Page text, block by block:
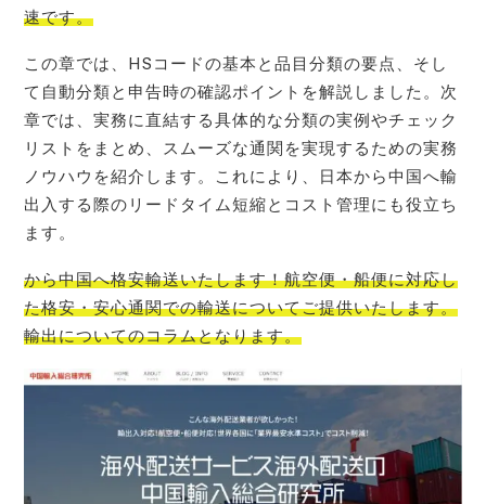
速です。
この章では、HSコードの基本と品目分類の要点、そし
て自動分類と申告時の確認ポイントを解説しました。次
章では、実務に直結する具体的な分類の実例やチェック
リストをまとめ、スムーズな通関を実現するための実務
ノウハウを紹介します。これにより、日本から中国へ輸
出入する際のリードタイム短縮とコスト管理にも役立ち
ます。
から中国へ格安輸送いたします！航空便・船便に対応し
た格安・安心通関での輸送についてご提供いたします。
輸出についてのコラムとなります。